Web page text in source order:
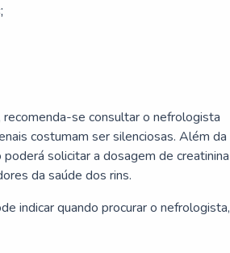
se consultar o nefrologista
costumam ser silenciosas. Além da
solicitar a dosagem de creatinina
da saúde dos rins.
indicar quando procurar o nefrologista,